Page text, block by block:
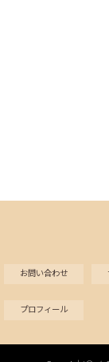
お問い合わせ
プロフィール